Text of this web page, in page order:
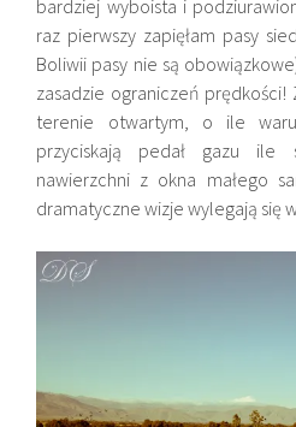
bardziej wyboista i
raz pierwszy zapięłam pasy
Boliwii pasy nie są
zasadzie ograniczeń
terenie otwartym, o ile
przyciskają pedał gazu ile
nawierzchni z okna małego
dramatyczne wizje wylegają się